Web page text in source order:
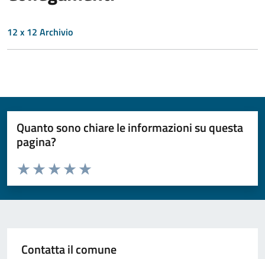
12 x 12 Archivio
Quanto sono chiare le informazioni su questa
pagina?
Valuta da 1 a 5 stelle la pagina
Valuta 5 stelle su 5
Valuta 4 stelle su 5
Valuta 3 stelle su 5
Valuta 2 stelle su 5
Valuta 1 stelle su 5
Contatta il comune